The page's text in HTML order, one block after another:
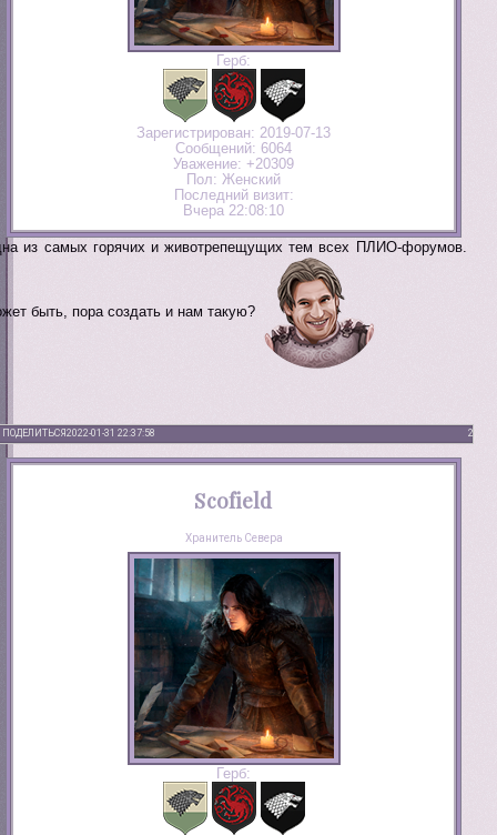
Герб:
Зарегистрирован: 2019-07-13
Сообщений: 6064
Уважение: +20309
Пол: Женский
Последний визит:
Вчера 22:08:10
из самых горячих и животрепещущих тем всех ПЛИО-форумов.
быть, пора создать и нам такую?
ПОДЕЛИТЬСЯ 2
2022-01-31 22:37:58
Scofield
Хранитель Севера
Герб: